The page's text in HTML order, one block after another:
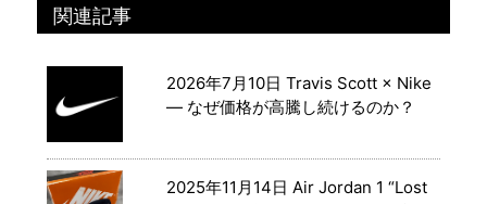
関連記事
2026年7月10日 Travis Scott × Nike
― なぜ価格が高騰し続けるのか？
2025年11月14日 Air Jordan 1 “Lost